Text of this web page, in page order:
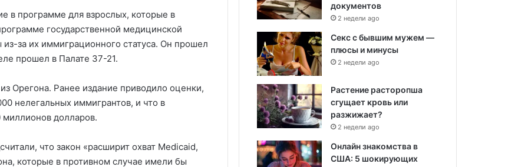
в программе для взрослых, которые в
государственной медицинской
за их иммиграционного статуса. Он прошел
прошел в Палате 37-21.
Орегона. Ранее издание приводило оценки,
нелегальных иммигрантов, и что в
миллионов долларов.
что закон «расширит охват Medicaid,
которые в противном случае имели бы
документов
2 недели ago
Секс с бывшим мужем —
плюсы и минусы
2 недели ago
Растение расторопша
сгущает кровь или
разжижает?
2 недели ago
Онлайн знакомства в
США: 5 шокирующих